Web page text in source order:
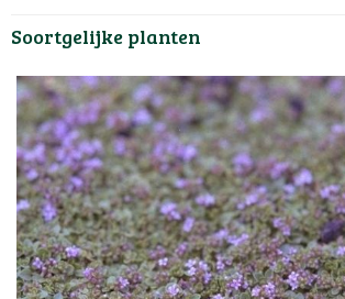
Soortgelijke planten